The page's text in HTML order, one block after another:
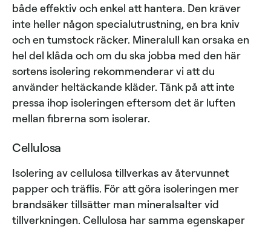
både effektiv och enkel att hantera. Den kräver
inte heller någon specialutrustning, en bra kniv
och en tumstock räcker. Mineralull kan orsaka en
hel del klåda och om du ska jobba med den här
sortens isolering rekommenderar vi att du
använder heltäckande kläder. Tänk på att inte
pressa ihop isoleringen eftersom det är luften
mellan fibrerna som isolerar.
Cellulosa
Isolering av cellulosa tillverkas av återvunnet
papper och träflis. För att göra isoleringen mer
brandsäker tillsätter man mineralsalter vid
tillverkningen. Cellulosa har samma egenskaper